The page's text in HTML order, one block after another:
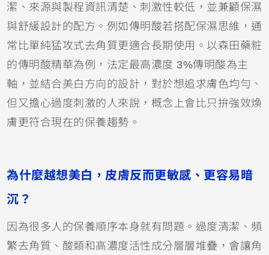
潔、來源與製程資訊清楚、刺激性較低，並兼顧保濕
與舒緩設計的配方。例如傳明酸若搭配保濕思維，通
常比單純猛攻式去角質更適合長期使用。以森田藥粧
的傳明酸精華為例，法定最高濃度 3%傳明酸為主
軸，並結合美白方向的設計，對於想追求膚色均勻、
但又擔心過度刺激的人來說，概念上會比只拚強效煥
膚更符合現在的保養趨勢。
為什麼越想美白，皮膚反而更敏感、更容易暗
沉？
因為很多人的保養順序本身就有問題。過度清潔、頻
繁去角質、酸類和高濃度活性成分層層堆疊，會讓角